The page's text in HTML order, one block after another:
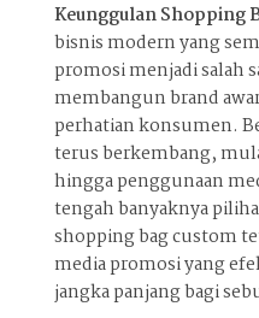
Keunggulan Shopping
bisnis modern yang
promosi menjadi salah
membangun brand
perhatian konsumen.
terus berkembang,
hingga penggunaan
tengah banyaknya
shopping bag custom
media promosi yang
jangka panjang bagi